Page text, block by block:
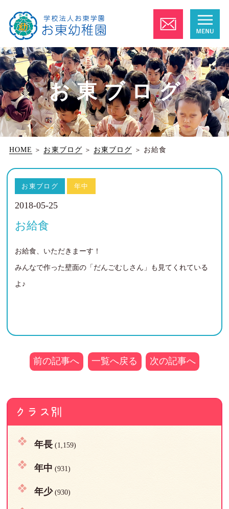
お東ブログ
HOME ＞ お東ブログ ＞ お東ブログ ＞ お給食
お東ブログ 年中
2018-05-25
お給食
お給食、いただきまーす！
みんなで作った壁面の「だんごむしさん」も見てくれている
よ♪
前の記事へ 一覧へ戻る 次の記事へ
クラス別
年長(1,159)
年中 (931)
年少(930)